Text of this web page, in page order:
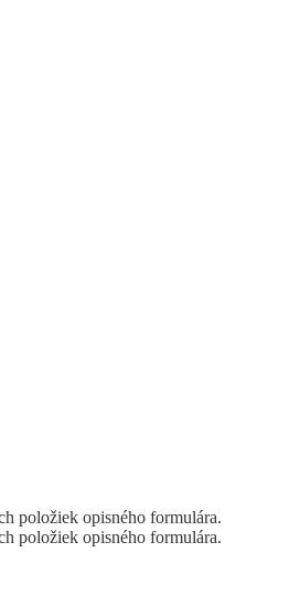
položiek opisného formulára.
položiek opisného formulára.